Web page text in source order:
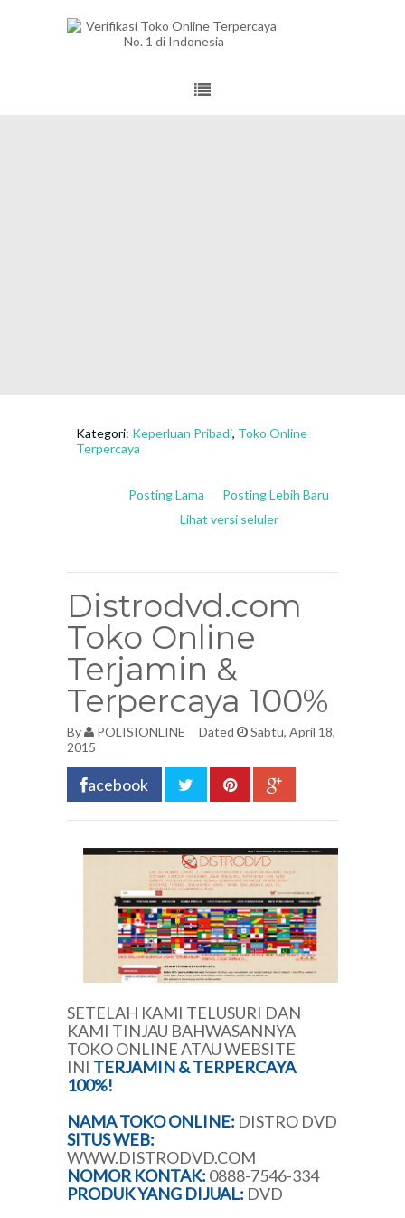
Kategori: Keperluan Pribadi, Toko Online
Terpercaya
Posting Lebih Baru
Posting Lama
Lihat versi seluler
Distrodvd.com
Toko Online
Terjamin &
Terpercaya 100%
By POLISIONLINE Dated
Sabtu, April 18,
2015
acebook
SETELAH KAMI TELUSURI DAN
KAMI TINJAU BAHWASANNYA
TOKO ONLINE ATAU WEBSITE
INI TERJAMIN & TERPERCAYA
100%!
NAMA TOKO ONLINE: DISTRO DVD
SITUS WEB:
WWW.DISTRODVD.COM
NOMOR KONTAK: 0888-7546-334
PRODUK YANG DIJUAL: DVD